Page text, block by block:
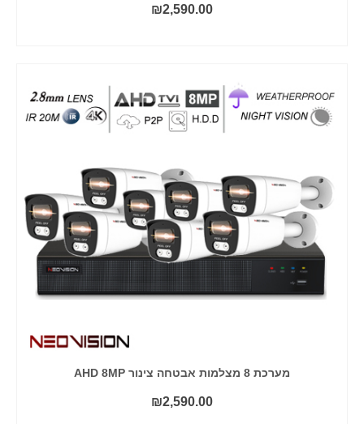
₪2,590.00
מערכת 8 מצלמות אבטחה צינור AHD 8MP
₪2,590.00